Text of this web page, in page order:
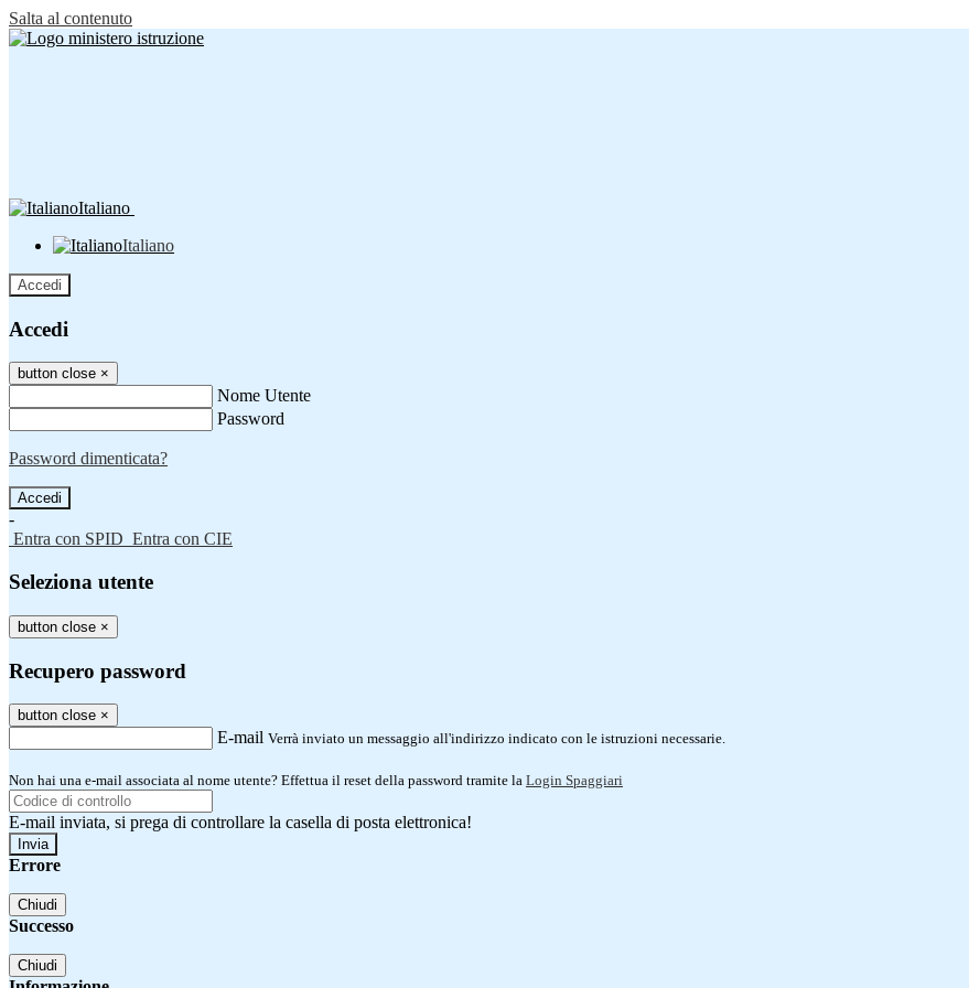
Salta al contenuto
Italiano
Italiano
Accedi
Accedi
button close ×
Nome Utente
Password
Password dimenticata?
-
Entra con SPID Entra con CIE
Seleziona utente
button close ×
Recupero password
button close ×
E-mail Verrà inviato un messaggio all'indirizzo indicato con le istruzioni necessarie.
Non hai una e-mail associata al nome utente? Effettua il reset della password tramite la Login Spaggiari
E-mail inviata, si prega di controllare la casella di posta elettronica!
Errore
Chiudi
Successo
Chiudi